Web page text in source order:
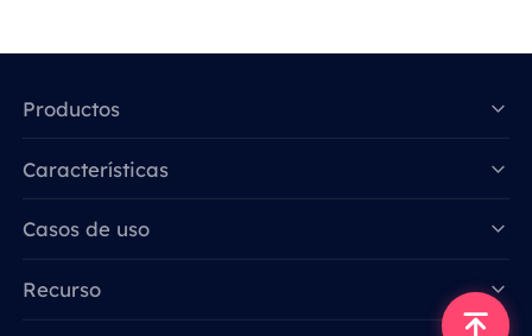
Productos
Características
Casos de uso
Recurso